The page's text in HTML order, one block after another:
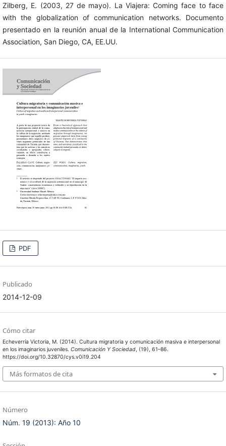
Zilberg, E. (2003, 27 de mayo). La Viajera: Coming face to face
with the globalization of communication networks. Documento
presentado en la reunión anual de la International Communication
Association, San Diego, CA, EE.UU.
PDF
Publicado
2014-12-09
Cómo citar
Echeverría Victoria, M. (2014). Cultura migratoria y comunicación masiva e interpersonal
en los imaginarios juveniles. Comunicación Y Sociedad, (19), 61–86.
https://doi.org/10.32870/cys.v0i19.204
Más formatos de cita
Número
Núm. 19 (2013): Año 10